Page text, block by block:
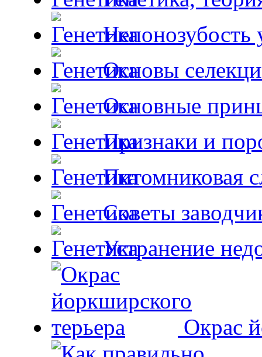
Непонозубость
Основы
Основные
Признаки и
Питомниковая
Советы
Устранение
Окрас